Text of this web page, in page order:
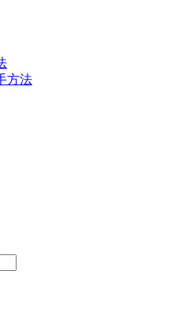
方法